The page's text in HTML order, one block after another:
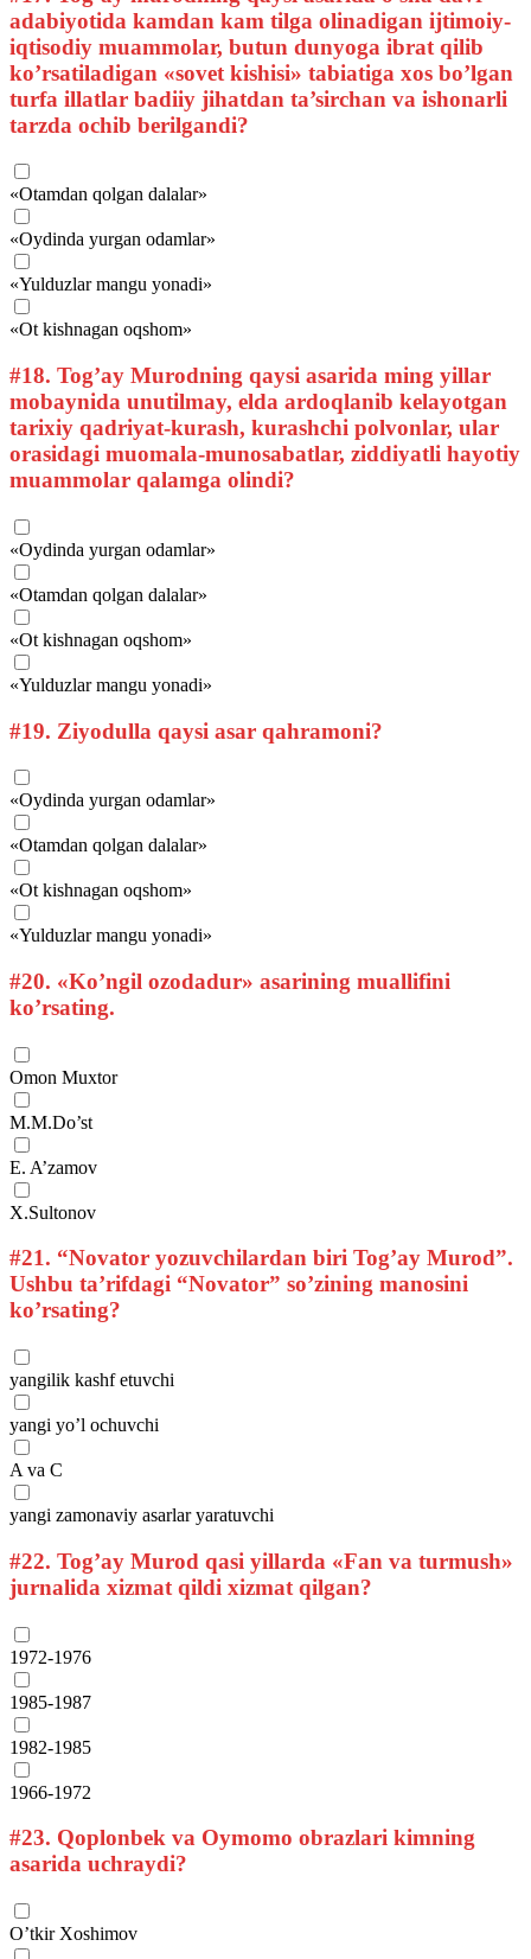
adabiyotida kamdan kam tilga olinadigan ijtimoiy-
iqtisodiy muammolar, butun dunyoga ibrat qilib
ko’rsatiladigan «sovet kishisi» tabiatiga xos bo’lgan
turfa illatlar badiiy jihatdan ta’sirchan va ishonarli
tarzda ochib berilgandi?
«Otamdan qolgan dalalar»
«Oydinda yurgan odamlar»
«Yulduzlar mangu yonadi»
«Ot kishnagan oqshom»
#18. Tog’ay Murodning qaysi asarida ming yillar
mobaynida unutilmay, elda ardoqlanib kelayotgan
tarixiy qadriyat-kurash, kurashchi polvonlar, ular
orasidagi muomala-munosabatlar, ziddiyatli hayotiy
muammolar qalamga olindi?
«Oydinda yurgan odamlar»
«Otamdan qolgan dalalar»
«Ot kishnagan oqshom»
«Yulduzlar mangu yonadi»
#19. Ziyodulla qaysi asar qahramoni?
«Oydinda yurgan odamlar»
«Otamdan qolgan dalalar»
«Ot kishnagan oqshom»
«Yulduzlar mangu yonadi»
#20. «Ko’ngil ozodadur» asarining muallifini
ko’rsating.
Omon Muxtor
M.M.Do’st
E. A’zamov
X.Sultonov
#21. “Novator yozuvchilardan biri Tog’ay Murod”.
Ushbu ta’rifdagi “Novator” so’zining manosini
ko’rsating?
yangilik kashf etuvchi
yangi yo’l ochuvchi
A va C
yangi zamonaviy asarlar yaratuvchi
#22. Tog’ay Murod qasi yillarda «Fan va turmush»
jurnalida xizmat qildi xizmat qilgan?
1972-1976
1985-1987
1982-1985
1966-1972
#23. Qoplonbek va Oymomo obrazlari kimning
asarida uchraydi?
O’tkir Xoshimov